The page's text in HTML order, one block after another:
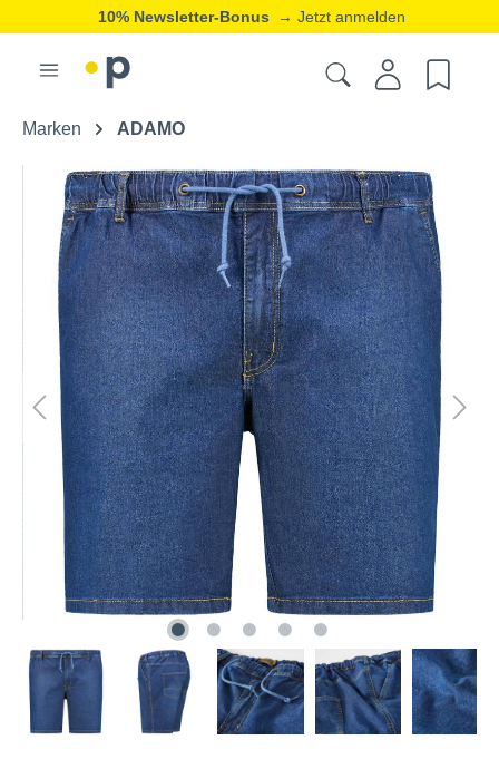
10% Newsletter-Bonus → Jetzt anmelden
Marken ADAMO